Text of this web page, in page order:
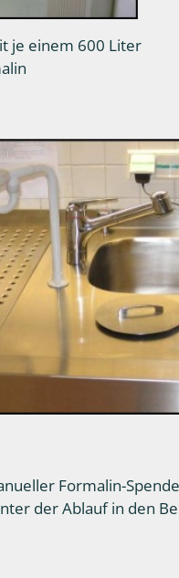
je einem 600 Liter
Formalin-
der Ablauf in den